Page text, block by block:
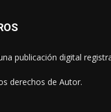
publicación digital
derechos de Autor.